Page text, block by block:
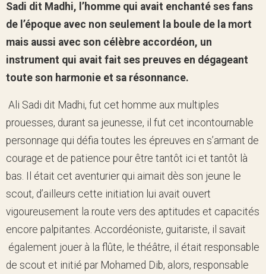
Sadi dit Madhi, l’homme qui avait enchanté ses fans
de l’époque avec non seulement la boule de la mort
mais aussi avec son célèbre accordéon, un
instrument qui avait fait ses preuves en dégageant
toute son harmonie et sa résonnance.
Ali Sadi dit Madhi, fut cet homme aux multiples
prouesses, durant sa jeunesse, il fut cet incontournable
personnage qui défia toutes les épreuves en s’armant de
courage et de patience pour être tantôt ici et tantôt là
bas. Il était cet aventurier qui aimait dès son jeune le
scout, d’ailleurs cette initiation lui avait ouvert
vigoureusement la route vers des aptitudes et capacités
encore palpitantes. Accordéoniste, guitariste, il savait
également jouer à la flûte, le théâtre, il était responsable
de scout et initié par Mohamed Dib, alors, responsable